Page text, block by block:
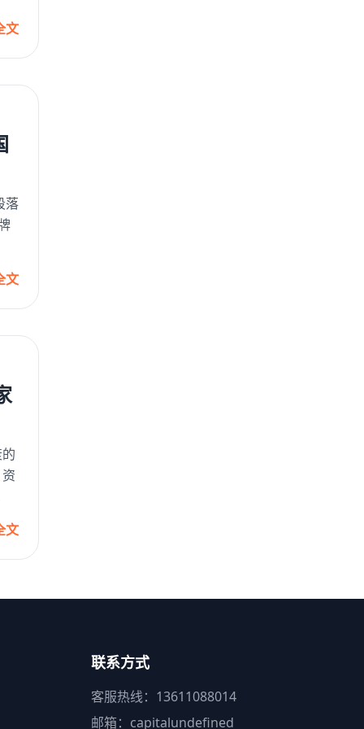
文
落
文
文
联系方式
客服热线：13611088014
邮箱：capitalundefined